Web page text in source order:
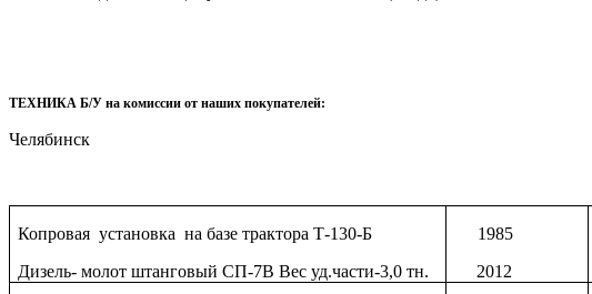
ТЕХНИКА Б/У на комиссии от наших покупателей:
Челябинск
Копровая установка на базе трактора Т-130-Б
Дизель- молот штанговый СП-7В Вес уд.части-3,0 тн.
1985
2012